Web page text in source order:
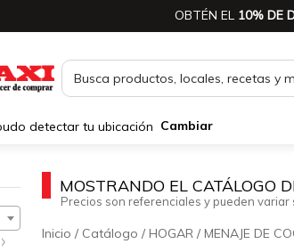
OBTÉN EL 10% DE
detectar tu ubicación Cambiar
MOSTRANDO EL CATÁLOGO
Precios son referenciales y pueden variar
Inicio / Catálogo / HOGAR / MENAJE DE